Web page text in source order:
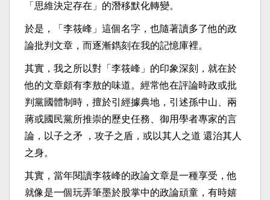
「思維決定存在」的潛移默化轉變。
於是，「李筱峰」這個名字，也隨著讀多了他的政
論批判文章，而逐漸鐫刻在我的記憶庫裡。
其實，我之所以對「李筱峰」的印象深刻，就在於
他的文章頗有李敖的味道。經常他在評論時政或批
判黨國體制時，擅於引經據典地，引述孫中山、兩
蔣或國民黨所推崇的歷史任務、御用學者專家的言
論，以子之矛 ，攻子之盾，或以其人之道 還治其人
之身。
其實，當年閱讀李筱峰的政論文章是一種享受，他
就像是一個玩弄筆墨於股掌中的政論頑童，有時嬉